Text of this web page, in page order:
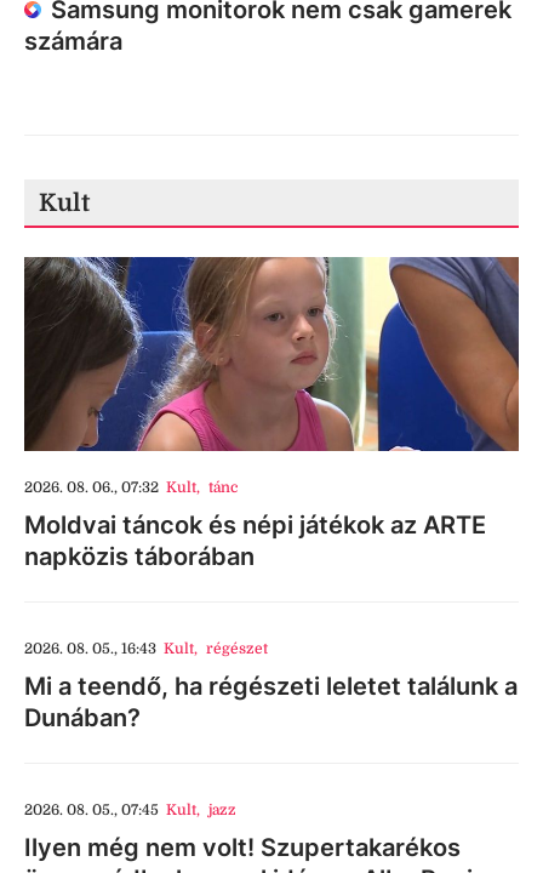
Samsung monitorok nem csak gamerek
számára
Kult
2026. 08. 06., 07:32 Kult, tánc
Moldvai táncok és népi játékok az ARTE
napközis táborában
2026. 08. 05., 16:43 Kult, régészet
Mi a teendő, ha régészeti leletet találunk a
Dunában?
2026. 08. 05., 07:45 Kult, jazz
Ilyen még nem volt! Szupertakarékos